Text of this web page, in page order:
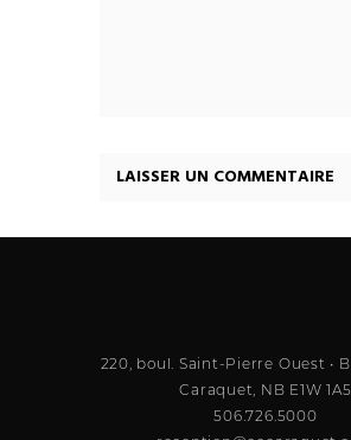
220, boul. Saint-Pierre Ouest •
Caraquet, NB E1W 1A5
506.726.5000